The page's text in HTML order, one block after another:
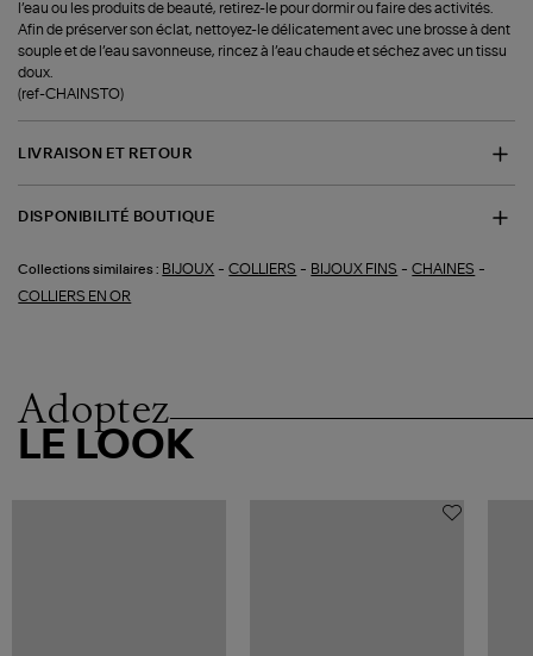
l’eau ou les produits de beauté, retirez-le pour dormir ou faire des activités.
Afin de préserver son éclat, nettoyez-le délicatement avec une brosse à dent
souple et de l’eau savonneuse, rincez à l’eau chaude et séchez avec un tissu
doux.
(ref-CHAINSTO)
LIVRAISON ET RETOUR
DISPONIBILITÉ BOUTIQUE
Collections similaires : BIJOUX -COLLIERS - BIJOUX FINS -CHAINES -
COLLIERS EN OR
Adoptez
LE LOOK